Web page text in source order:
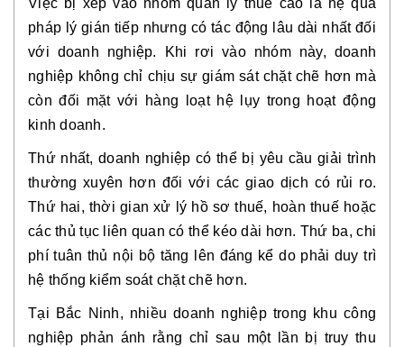
pháp lý gián tiếp nhưng có tác động lâu dài nhất đối
với doanh nghiệp. Khi rơi vào nhóm này, doanh
nghiệp không chỉ chịu sự giám sát chặt chẽ hơn mà
còn đối mặt với hàng loạt hệ lụy trong hoạt động
kinh doanh.
Thứ nhất, doanh nghiệp có thể bị yêu cầu giải trình
thường xuyên hơn đối với các giao dịch có rủi ro.
Thứ hai, thời gian xử lý hồ sơ thuế, hoàn thuế hoặc
các thủ tục liên quan có thể kéo dài hơn. Thứ ba, chi
phí tuân thủ nội bộ tăng lên đáng kể do phải duy trì
hệ thống kiểm soát chặt chẽ hơn.
Tại Bắc Ninh, nhiều doanh nghiệp trong khu công
nghiệp phản ánh rằng chỉ sau một lần bị truy thu